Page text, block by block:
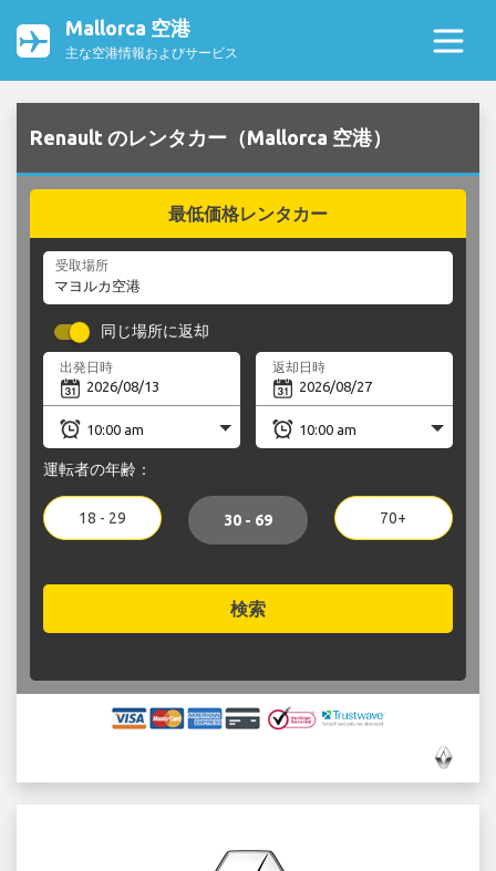
Mallorca 空港
主な空港情報およびサービス
Renault のレンタカー（Mallorca 空港）
最低価格レンタカー
受取場所
同じ場所に返却
出発日時 返却日時
運転者の年齢：
18 - 29 30 - 69 70+
検索